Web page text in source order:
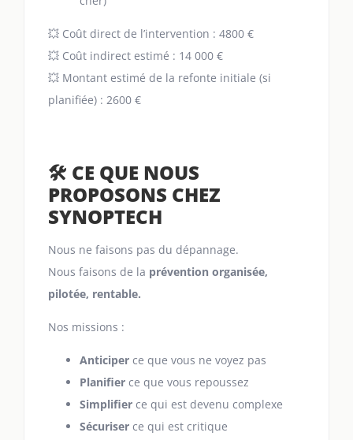
💥 Coût direct de l’intervention : 4800 €
💥 Coût indirect estimé : 14 000 €
💥 Montant estimé de la refonte initiale (si
planifiée) : 2600 €
🛠️ CE QUE NOUS
PROPOSONS CHEZ
SYNOPTECH
Nous ne faisons pas du dépannage.
Nous faisons de la prévention organisée,
pilotée, rentable.
Nos missions :
Anticiper ce que vous ne voyez pas
Planifier ce que vous repoussez
Simplifier ce qui est devenu complexe
Sécuriser ce qui est critique